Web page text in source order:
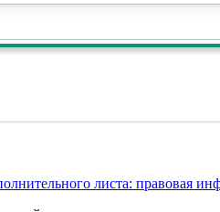
листа: правовая